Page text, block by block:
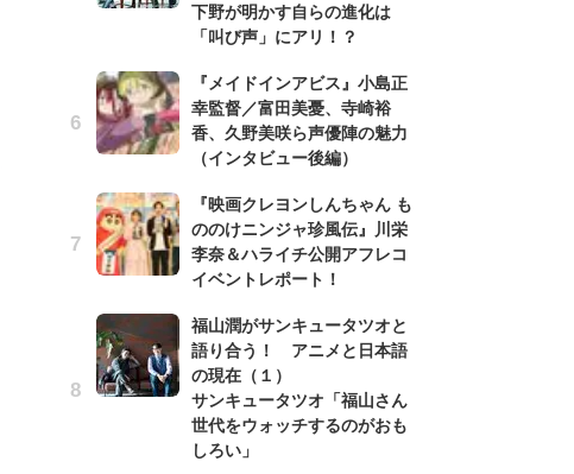
下野が明かす自らの進化は
「叫び声」にアリ！？
『メイドインアビス』小島正
幸監督／富田美憂、寺崎裕
香、久野美咲ら声優陣の魅力
（インタビュー後編）
『映画クレヨンしんちゃん も
ののけニンジャ珍風伝』川栄
李奈＆ハライチ公開アフレコ
イベントレポート！
福山潤がサンキュータツオと
語り合う！ アニメと日本語
の現在（１）
サンキュータツオ「福山さん
世代をウォッチするのがおも
しろい」